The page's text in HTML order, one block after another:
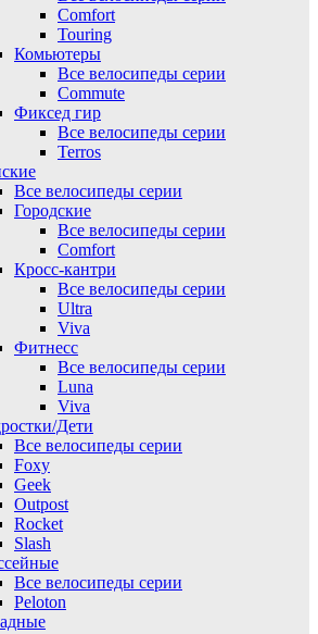
Comfort
Touring
Комьютеры
Все велосипеды серии
Commute
Фиксед гир
Все велосипеды серии
Terros
Все велосипеды серии
Городские
Все велосипеды серии
Comfort
Кросс-кантри
Все велосипеды серии
Ultra
Viva
Фитнесс
Все велосипеды серии
Luna
Viva
Дети
Все велосипеды серии
Foxy
Geek
Outpost
Rocket
Slash
Все велосипеды серии
Peloton